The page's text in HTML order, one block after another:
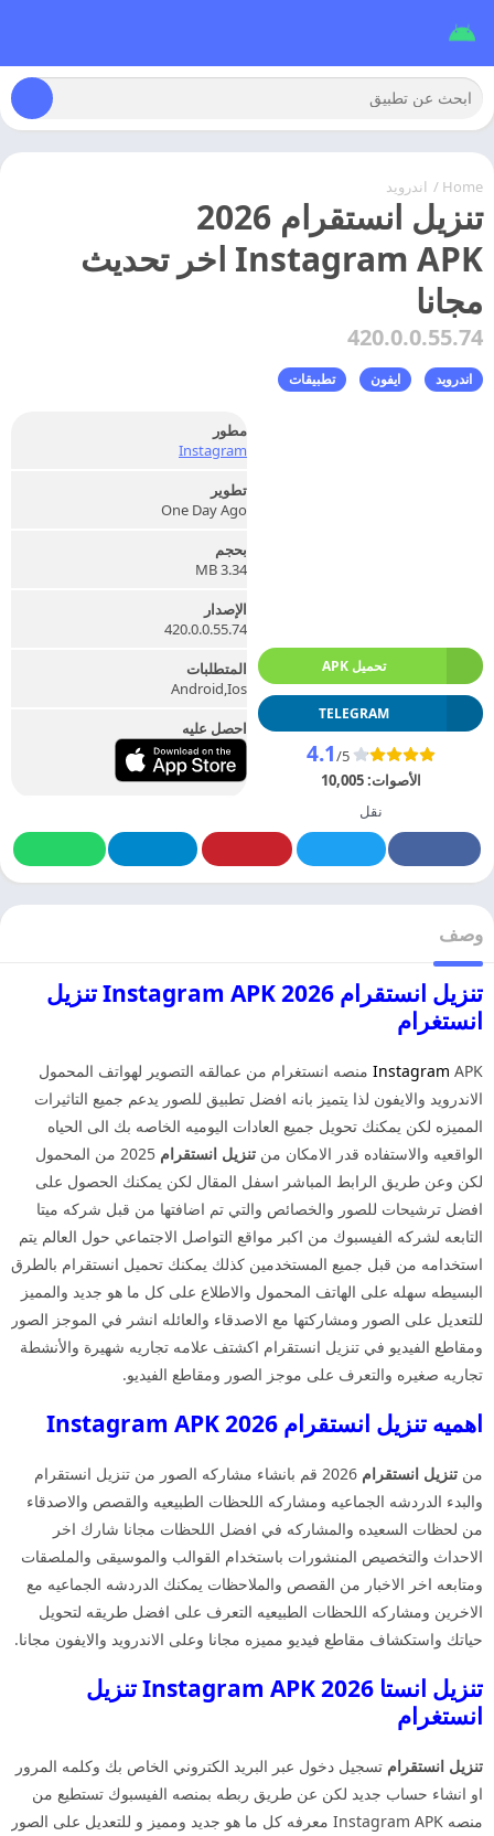
Home
/ اندرويد
تنزيل انستقرام 2026
Instagram APK اخر تحديث
مجانا
420.0.0.55.74
اندرويد ايفون تطبيقات
تحميل APK
TELEGRAM
4.1/5
الأصوات:10,005
نقل
مطور
Instagram
تطوير
One Day Ago
بحجم
3.34 MB
الإصدار
420.0.0.55.74
المتطلبات
Android,Ios
احصل عليه
وصف
تنزيل انستقرام 2026 Instagram APK تنزيل
انستغرام
Instagram APK منصه انستغرام من عمالقه التصوير لهواتف المحمول
الاندرويد والايفون لذا يتميز بانه افضل تطبيق للصور يدعم جميع التاثيرات
المميزه لكن يمكنك تحويل جميع العادات اليوميه الخاصه بك الى الحياه
الواقعيه والاستفاده قدر الامكان من تنزيل انستقرام
2025 من المحمول
لكن وعن طريق الرابط المباشر اسفل المقال لكن يمكنك الحصول على
افضل ترشيحات للصور والخصائص والتي تم اضافتها من قبل شركه ميتا
التابعه لشركه الفيسبوك من اكبر مواقع التواصل الاجتماعي حول العالم يتم
استخدامه من قبل جميع المستخدمين كذلك يمكنك تحميل انستقرام بالطرق
البسيطه سهله على الهاتف المحمول والاطلاع على كل ما هو جديد والمميز
للتعديل على الصور ومشاركتها مع الاصدقاء والعائله انشر في الموجز الصور
ومقاطع الفيديو في تنزيل انستقرام اكشتف علامه تجاريه شهيرة والأنشطة
تجاريه صغيره والتعرف على موجز الصور ومقاطع الفيديو.
اهميه تنزيل انستقرام 2026 Instagram APK
من تنزيل انستقرام
2026 قم بانشاء مشاركه الصور من تنزيل انستقرام
والبدء الدردشه الجماعيه ومشاركه اللحظات الطبيعيه والقصص والاصدقاء
من لحظات السعيده والمشاركه في افضل اللحظات مجانا شارك اخر
الاحداث والتخصيص المنشورات باستخدام القوالب والموسيقى والملصقات
ومتابعه اخر الاخبار من القصص والملاحظات يمكنك الدردشه الجماعيه مع
الاخرين ومشاركه اللحظات الطبيعيه التعرف على افضل طريقه لتحويل
حياتك واستكشاف مقاطع فيديو مميزه مجانا وعلى الاندرويد والايفون مجانا.
تنزيل انستا 2026 Instagram APK تنزيل
انستغرام
تنزيل انستقرام تسجيل دخول عبر البريد الكتروني الخاص بك وكلمه المرور
او انشاء حساب جديد لكن عن طريق ربطه بمنصه الفيسبوك تستطيع من
منصه Instagram APK معرفه كل ما هو جديد ومميز و للتعديل على الصور